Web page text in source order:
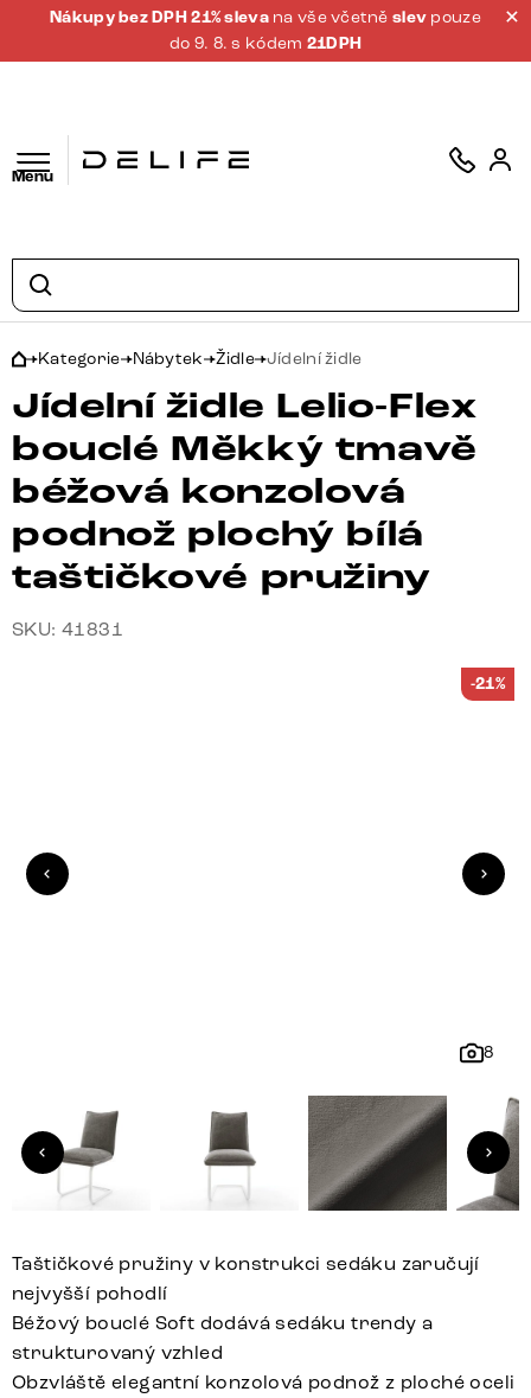
Nákupy bez DPH 21% sleva na vše včetněslev pouze
do 9. 8. s kódem 21DPH
Menu
Kategorie Nábytek Židle Jídelní židle
Jídelní židle Lelio-Flex
bouclé Měkký tmavě
béžová konzolová
podnož plochý bílá
taštičkové pružiny
SKU: 41831
8
-21%
Taštičkové pružiny v konstrukci sedáku zaručují
nejvyšší pohodlí
Béžový bouclé Soft dodává sedáku trendy a
strukturovaný vzhled
Obzvláště elegantní konzolová podnož z ploché oceli